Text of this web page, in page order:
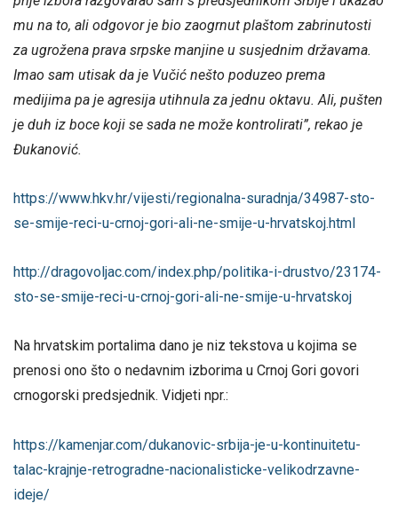
mu na to, ali odgovor je bio zaogrnut plaštom zabrinutosti
za ugrožena prava srpske manjine u susjednim državama.
Imao sam utisak da je Vučić nešto poduzeo prema
medijima pa je agresija utihnula za jednu oktavu. Ali, pušten
je duh iz boce koji se sada ne može kontrolirati”, rekao je
Đukanović.
https://www.hkv.hr/vijesti/regionalna-suradnja/34987-sto-
se-smije-reci-u-crnoj-gori-ali-ne-smije-u-hrvatskoj.html
http://dragovoljac.com/index.php/politika-i-drustvo/23174-
sto-se-smije-reci-u-crnoj-gori-ali-ne-smije-u-hrvatskoj
Na hrvatskim portalima dano je niz tekstova u kojima se
prenosi ono što o nedavnim izborima u Crnoj Gori govori
crnogorski predsjednik. Vidjeti npr.:
https://kamenjar.com/dukanovic-srbija-je-u-kontinuitetu-
talac-krajnje-retrogradne-nacionalisticke-velikodrzavne-
ideje/